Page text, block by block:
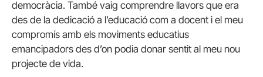
democràcia. També vaig comprendre llavors que era
des de la dedicació a l’educació com a docent i el meu
compromís amb els moviments educatius
emancipadors des d’on podia donar sentit al meu nou
projecte de vida.